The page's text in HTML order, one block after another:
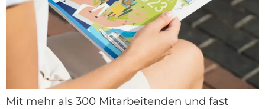
Mit mehr als 300 Mitarbeitenden und fast